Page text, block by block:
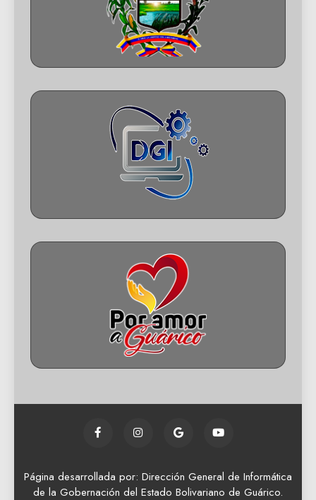
Página desarrollada por: Dirección General de Informática
de la Gobernación del Estado Bolivariano de Guárico.